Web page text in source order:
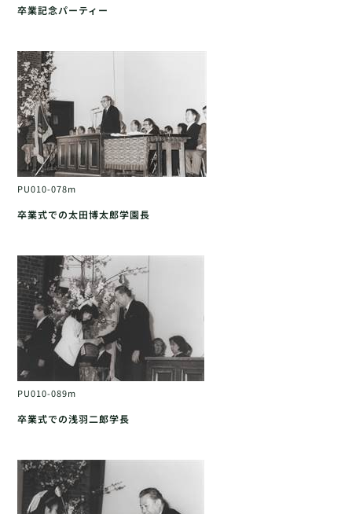
卒業記念パーティー
PU010-078m
卒業式での太田博太郎学園長
PU010-089m
卒業式での浅羽二郎学長